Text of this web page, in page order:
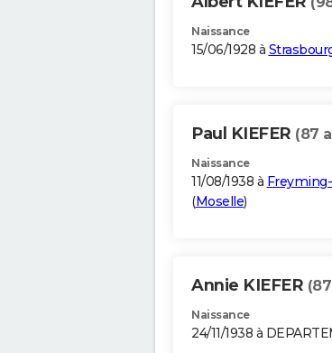
Naissance
15/06/1928 à
Paul KIEFER (87
Naissance
11/08/1938 à
(Moselle)
Annie KIEFER
Naissance
24/11/1938 à